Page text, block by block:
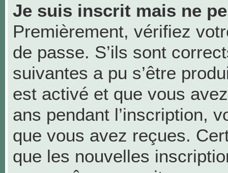
Je suis inscrit mais ne
Premièrement, vérifiez
de passe. S’ils sont
suivantes a pu s’être
est activé et que vous
ans pendant l’inscription,
que vous avez reçues.
que les nouvelles